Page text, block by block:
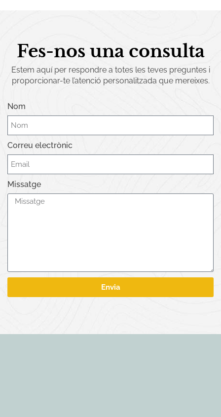
Fes-nos una consulta
Estem aquí per respondre a totes les teves preguntes i
proporcionar-te l’atenció personalitzada que mereixes.
Nom
Correu electrònic
Missatge
Envia